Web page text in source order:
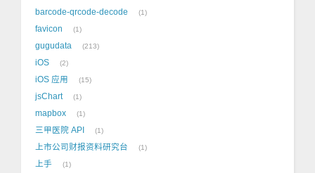
barcode-qrcode-decode 1
favicon 1
gugudata 213
iOS 2
iOS 应用 15
jsChart 1
mapbox 1
三甲医院 API 1
上市公司财报资料研究台 1
上手 1